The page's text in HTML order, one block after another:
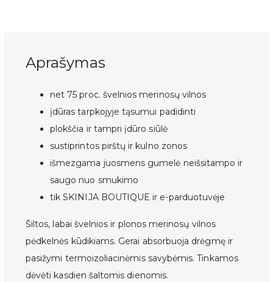
Aprašymas
net 75 proc. švelnios merinosų vilnos
įdūras tarpkojyje tąsumui padidinti
plokščia ir tampri įdūro siūlė
sustiprintos pirštų ir kulno zonos
išmezgama juosmens gumelė neišsitampo ir
saugo nuo smukimo
tik SKINIJA BOUTIQUE ir e-parduotuvėje
Šiltos, labai švelnios ir plonos merinosų vilnos
pėdkelnės kūdikiams. Gerai absorbuoja drėgmę ir
pasižymi termoizoliacinėmis savybėmis. Tinkamos
dėvėti kasdien šaltomis dienomis.